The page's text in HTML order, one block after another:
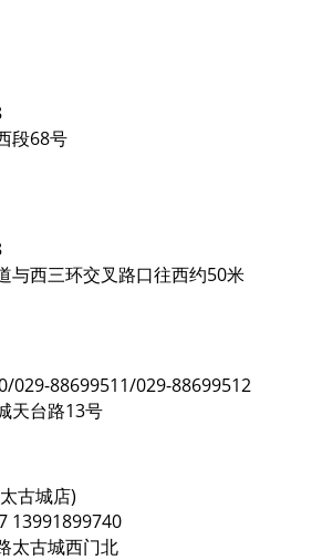
段68号
与西三环交叉路口往西约50米
029-88699511/029-88699512
天台路13号
古城店)
13991899740
太古城西门北